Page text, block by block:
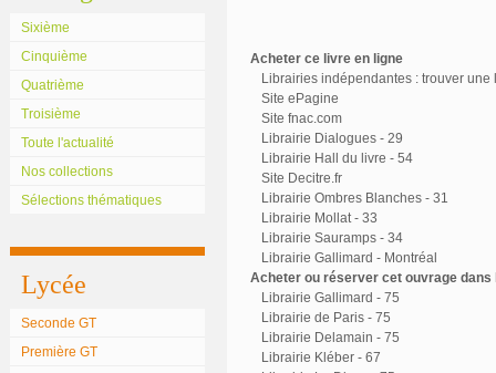
Sixième
Cinquième
Quatrième
Troisième
Toute l'actualité
Nos collections
Sélections thématiques
Lycée
Seconde GT
Première GT
Acheter ce livre en ligne
Librairies indépendantes : trouver une
Site ePagine
Site fnac.com
Librairie Dialogues - 29
Librairie Hall du livre - 54
Site Decitre.fr
Librairie Ombres Blanches - 31
Librairie Mollat - 33
Librairie Sauramps - 34
Librairie Gallimard - Montréal
Acheter ou réserver cet ouvrage
Librairie Gallimard - 75
Librairie de Paris - 75
Librairie Delamain - 75
Librairie Kléber - 67